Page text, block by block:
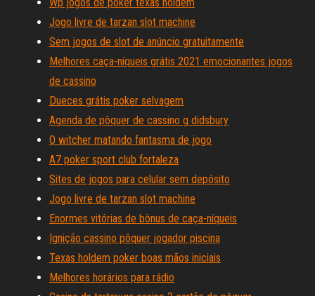
Jogo livre de tarzan slot machine
Sem jogos de slot de anúncio gratuitamente
Melhores caça-níqueis grátis 2021 emocionantes jogos
de cassino
Dueces grátis poker selvagem
Agenda de pôquer de cassino g didsbury
O witcher matando fantasma de jogo
A7 poker sport club fortaleza
Sites de jogos para celular sem depósito
Jogo livre de tarzan slot machine
Enormes vitórias de bônus de caça-níqueis
Ignição cassino pôquer jogador piscina
Texas holdem poker boas mãos iniciais
Melhores horários para rádio